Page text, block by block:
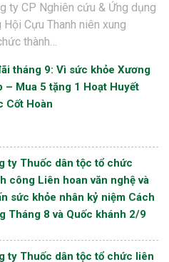
ty CP Nghiên cứu & Ứng dụng
Cựu Thanh niên xung
thành…
tháng 9: Vì sức khỏe Xương
– Mua 5 tặng 1 Hoạt Huyết
Cốt Hoàn
ty Thuốc dân tộc tổ chức
công Liên hoan văn nghệ và
sức khỏe nhân kỷ niệm Cách
Tháng 8 và Quốc khánh 2/9
ty Thuốc dân tộc tổ chức liên